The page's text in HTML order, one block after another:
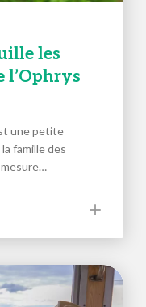
les
l’Ophrys
une petite
famille des